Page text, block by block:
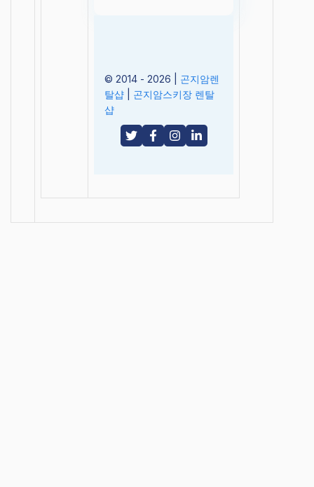
© 2014 - 2026 | 곤지암렌
탈샵
곤지암스키장 렌탈
샵